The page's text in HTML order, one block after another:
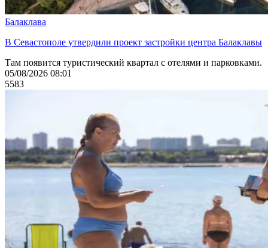
Балаклава
В Севастополе утвердили проект застройки центра Балаклавы
Там появится туристический квартал с отелями и парковками.
05/08/2026 08:01
5583